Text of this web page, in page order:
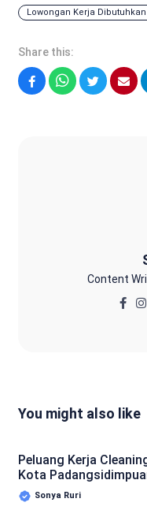
Lowongan Kerja
Share this:
Content
You might also like
Peluang Kerja
Kota
Sonya Ruri